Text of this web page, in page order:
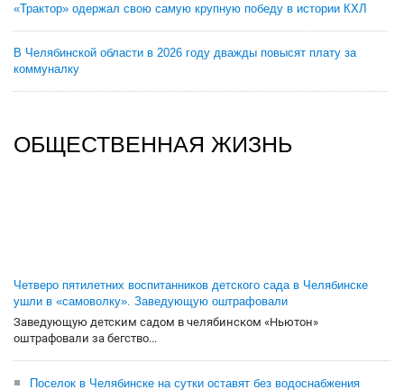
«Трактор» одержал свою самую крупную победу в истории КХЛ
В Челябинской области в 2026 году дважды повысят плату за
коммуналку
ОБЩЕСТВЕННАЯ ЖИЗНЬ
Четверо пятилетних воспитанников детского сада в Челябинске
ушли в «самоволку». Заведующую оштрафовали
Заведующую детским садом в челябинском «Ньютон»
оштрафовали за бегство...
Поселок в Челябинске на сутки оставят без водоснабжения